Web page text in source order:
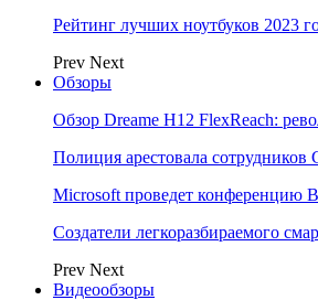
Рейтинг лучших ноутбуков 2023
Prev Next
Обзоры
Обзор Dreame H12 FlexReach:
Полиция арестовала сотрудников
Microsoft проведет
Создатели легкоразбираемого
Prev Next
Видеообзоры